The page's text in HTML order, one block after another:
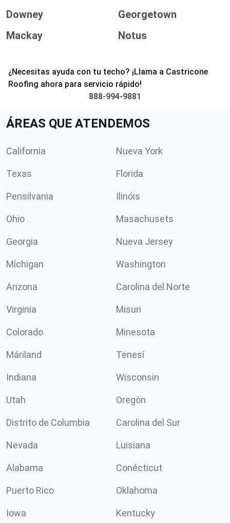
Downey
Georgetown
Mackay
Notus
¿Necesitas ayuda con tu techo? ¡Llama a Castricone
Roofing ahora para servicio rápido!
888-994-9881
ÁREAS QUE ATENDEMOS
California Nueva York
Texas Florida
Pensilvania Ilinóis
Ohio Masachusets
Georgia Nueva Jersey
Míchigan Washington
Arizona Carolina del Norte
Virginia Misuri
Colorado Minesota
Máriland Tenesí
Indiana Wisconsin
Utah Oregón
Distrito de Columbia Carolina del Sur
Nevada Luisiana
Alabama Conécticut
Puerto Rico Oklahoma
Iowa Kentucky